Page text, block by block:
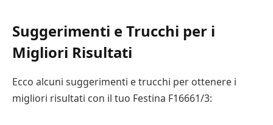
Suggerimenti e Trucchi per i
Migliori Risultati
Ecco alcuni suggerimenti e trucchi per ottenere i
migliori risultati con il tuo Festina F16661/3: